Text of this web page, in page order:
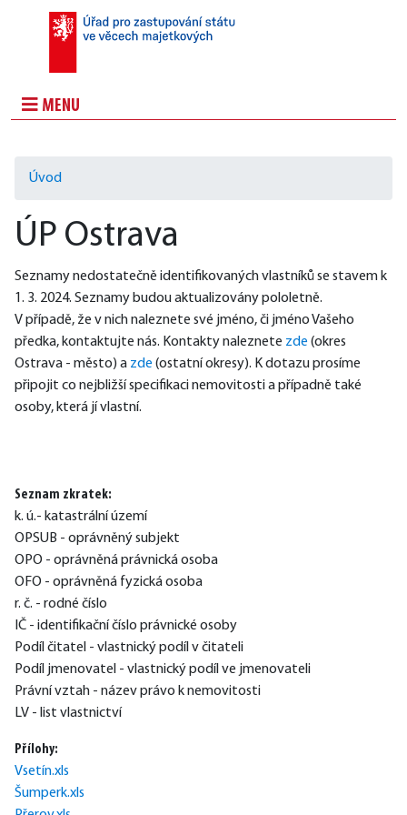
MENU
Úvod
ÚP Ostrava
Seznamy nedostatečně identifikovaných vlastníků se stavem k
1. 3. 2024. Seznamy budou aktualizovány pololetně.
V případě, že v nich naleznete své jméno, či jméno Vašeho
předka, kontaktujte nás. Kontakty naleznete zde (okres
Ostrava - město) a zde (ostatní okresy). K dotazu prosíme
připojit co nejbližší specifikaci nemovitosti a případně také
osoby, která jí vlastní.
Seznam zkratek:
k. ú.- katastrální území
OPSUB - oprávněný subjekt
OPO - oprávněná právnická osoba
OFO - oprávněná fyzická osoba
r. č. - rodné číslo
IČ - identifikační číslo právnické osoby
Podíl čitatel - vlastnický podíl v čitateli
Podíl jmenovatel - vlastnický podíl ve jmenovateli
Právní vztah - název právo k nemovitosti
LV - list vlastnictví
Přílohy:
Vsetín.xls
Šumperk.xls